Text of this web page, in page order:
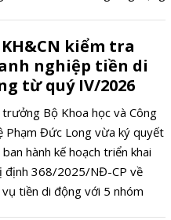
góp từ 90 đến 95% tổng kim
xuất khẩu của cả nước. Tại
GSMA Digital Summit Hanoi
GSMA đưa ra hai khuyến
cụ thể và có thể thực thi ngay,
thời chỉ rõ ba lựa chọn chính
số của Việt Nam được cộng
viễn thông quốc tế đánh giá
KH&CN kiểm tra
nghiệp tiền di
từ quý IV/2026
Bộ Khoa học và Công
Phạm Đức Long vừa ký quyết
hành kế hoạch triển khai
định 368/2025/NĐ-CP về
tiền di động với 5 nhóm